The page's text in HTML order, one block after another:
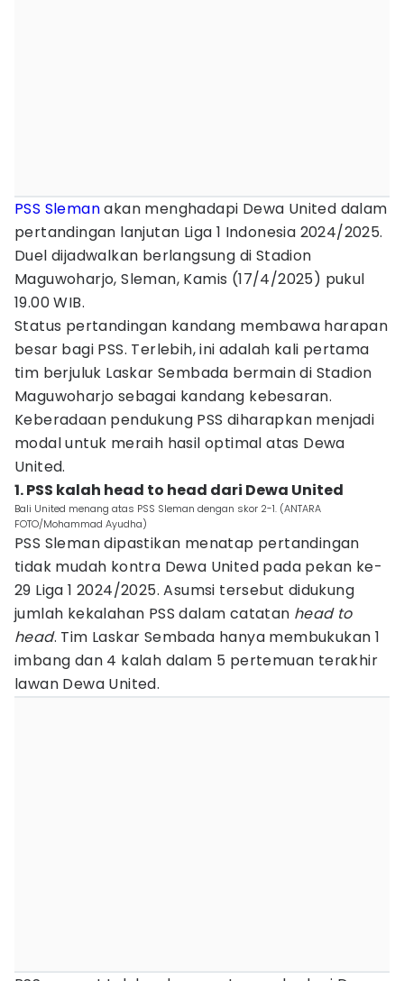
PSS Slemanakan menghadapi Dewa United dalam
pertandingan lanjutan Liga 1 Indonesia 2024/2025.
Duel dijadwalkan berlangsung di Stadion
Maguwoharjo, Sleman, Kamis (17/4/2025) pukul
19.00 WIB.
Status pertandingan kandang membawa harapan
besar bagi PSS. Terlebih, ini adalah kali pertama
tim berjuluk Laskar Sembada bermain di Stadion
Maguwoharjo sebagai kandang kebesaran.
Keberadaan pendukung PSS diharapkan menjadi
modal untuk meraih hasil optimal atas Dewa
United.
1. PSS kalah head to head dari Dewa United
Bali United menang atas PSS Sleman dengan skor 2-1. (ANTARA
FOTO/Mohammad Ayudha)
PSS Sleman dipastikan menatap pertandingan
tidak mudah kontra Dewa United pada pekan ke-
29 Liga 1 2024/2025. Asumsi tersebut didukung
jumlah kekalahan PSS dalam catatan head to
head. Tim Laskar Sembada hanya membukukan 1
imbang dan 4 kalah dalam 5 pertemuan terakhir
lawan Dewa United.